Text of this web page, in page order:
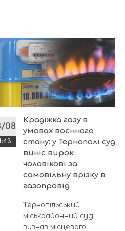
08
Крадіжка газу в
умовах воєнного
стану: у Тернополі суд
виніс вирок
чоловікові за
самовільну врізку в
газопровід
Тернопільський
міськрайонний суд
визнав місцевого